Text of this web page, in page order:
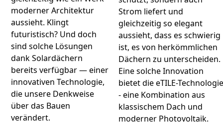
moderner Architektur
aussieht. Klingt
futuristisch? Und doch
sind solche Lösungen
dank Solardächern
bereits verfügbar — einer
innovativen Technologie,
die unsere Denkweise
über das Bauen
verändert.
Strom liefert und
gleichzeitig so elegant
aussieht, dass es schwierig
ist, es von herkömmlichen
Dächern zu unterscheiden.
Eine solche Innovation
bietet die eTILE-
- eine Kombination aus
klassischem Dach und
moderner Photovoltaik.